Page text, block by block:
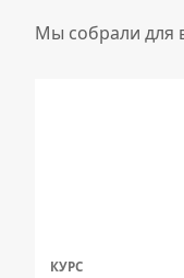
Мы собрали для
КУРС